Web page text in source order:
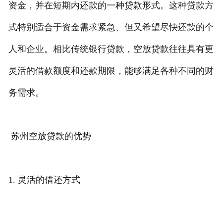
资金，并在短期内还款的一种贷款形式。这种贷款方
式特别适合于资金需求紧急、但又希望尽快还款的个
人和企业。相比传统银行贷款，空放贷款往往具有更
灵活的借款额度和还款期限，能够满足各种不同的财
务需求。
苏州空放贷款的优势
1. 灵活的借还方式